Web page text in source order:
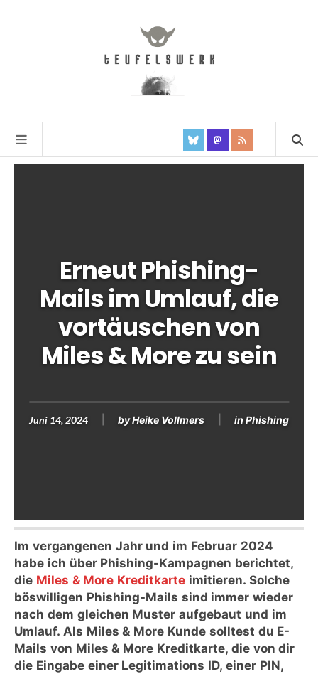
Erneut Phishing-
Mails im Umlauf, die
vortäuschen von
Miles & More zu sein
Juni 14, 2024 byHeike Vollmers in Phishing
Im vergangenen Jahr und im Februar 2024
habe ich über Phishing-Kampagnen berichtet,
die Miles & More Kreditkarte imitieren. Solche
böswilligen Phishing-Mails sind immer wieder
nach dem gleichen Muster aufgebaut und im
Umlauf. Als Miles & More Kunde solltest du E-
Mails von Miles & More Kreditkarte, die von dir
die Eingabe einer Legitimations ID, einer PIN,